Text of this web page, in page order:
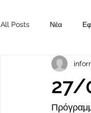
All Posts Νέα
Προκηρύξεις Θέσεων
27/